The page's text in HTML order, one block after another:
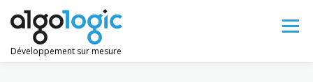
contenu
Développement sur mesure
Menu